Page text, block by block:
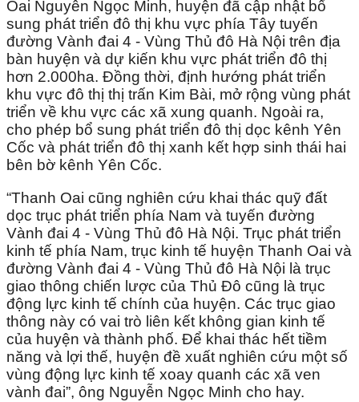
Oai Nguyễn Ngọc Minh, huyện đã cập nhật bổ
sung phát triển đô thị khu vực phía Tây tuyến
đường Vành đai 4 - Vùng Thủ đô Hà Nội trên địa
bàn huyện và dự kiến khu vực phát triển đô thị
hơn 2.000ha. Đồng thời, định hướng phát triển
khu vực đô thị thị trấn Kim Bài, mở rộng vùng phát
triển về khu vực các xã xung quanh. Ngoài ra,
cho phép bổ sung phát triển đô thị dọc kênh Yên
Cốc và phát triển đô thị xanh kết hợp sinh thái hai
bên bờ kênh Yên Cốc.
“Thanh Oai cũng nghiên cứu khai thác quỹ đất
dọc trục phát triển phía Nam và tuyến đường
Vành đai 4 - Vùng Thủ đô Hà Nội. Trục phát triển
kinh tế phía Nam, trục kinh tế huyện Thanh Oai và
đường Vành đai 4 - Vùng Thủ đô Hà Nội là trục
giao thông chiến lược của Thủ Đô cũng là trục
động lực kinh tế chính của huyện. Các trục giao
thông này có vai trò liên kết không gian kinh tế
của huyện và thành phố. Để khai thác hết tiềm
năng và lợi thế, huyện đề xuất nghiên cứu một số
vùng động lực kinh tế xoay quanh các xã ven
vành đai”, ông Nguyễn Ngọc Minh cho hay.